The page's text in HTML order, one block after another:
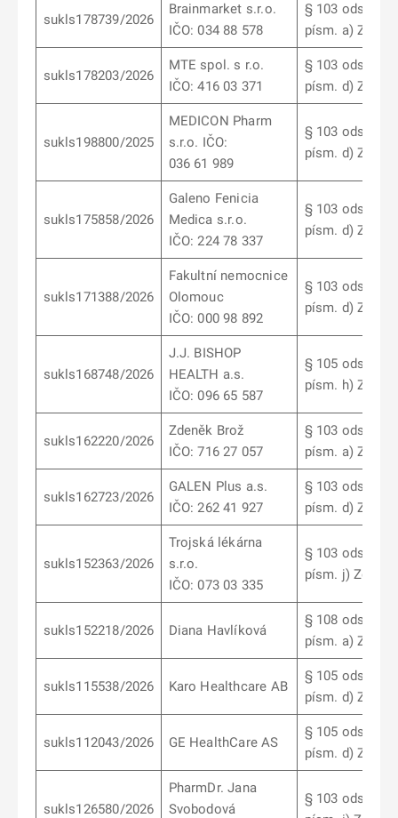
sukls178739/2026
Brainmarket s.r.o.
IČO: 034 88 578
§ 103 odst. 1
písm. a) ZoL
sukls178203/2026
MTE spol. s r.o.
IČO: 416 03 371
§ 103 odst. 6
písm. d) ZoL
sukls198800/2025
MEDICON Pharm
s.r.o. IČO:
036 61 989
§ 103 odst. 7
písm. d) ZoL
sukls175858/2026
Galeno Fenicia
Medica s.r.o.
IČO: 224 78 337
§ 103 odst. 6
písm. d) ZoL
sukls171388/2026
Fakultní nemocnice
Olomouc
IČO: 000 98 892
§ 103 odst. 6
písm. d) ZoL
sukls168748/2026
J.J. BISHOP
HEALTH a.s.
IČO: 096 65 587
§ 105 odst. 2
písm. h) ZoL
sukls162220/2026
Zdeněk Brož
IČO: 716 27 057
§ 103 odst. 12
písm. a) ZoL
sukls162723/2026
GALEN Plus a.s.
IČO: 262 41 927
§ 103 odst. 6
písm. d) ZoL
sukls152363/2026
Trojská lékárna
s.r.o.
IČO: 073 03 335
§ 103 odst. 10
písm. j) ZoL
sukls152218/2026 Diana Havlíková
§ 108 odst. 1
písm. a) ZoL
sukls115538/2026 Karo Healthcare AB
§ 105 odst. 5
písm. d) ZoL
sukls112043/2026 GE HealthCare AS
§ 105 odst. 5
písm. d) ZoL
sukls126580/2026
PharmDr. Jana
Svobodová
§ 103 odst. 9